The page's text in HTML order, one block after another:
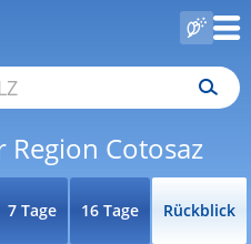
Cotosaz
7 Tage 16 Tage Rückblick